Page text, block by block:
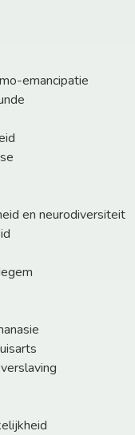
emancipatie
en neurodiversiteit